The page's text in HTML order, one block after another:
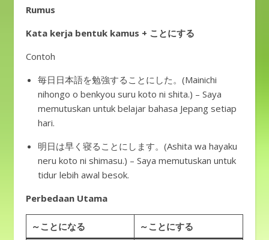
Rumus
Kata kerja bentuk kamus + ことにする
Contoh
毎日日本語を勉強することにした。(Mainichi
nihongo o benkyou suru koto ni shita.) – Saya
memutuskan untuk belajar bahasa Jepang setiap
hari.
明日は早く寝ることにします。(Ashita wa hayaku
neru koto ni shimasu.) – Saya memutuskan untuk
tidur lebih awal besok.
Perbedaan Utama
～ことになる ～ことにする